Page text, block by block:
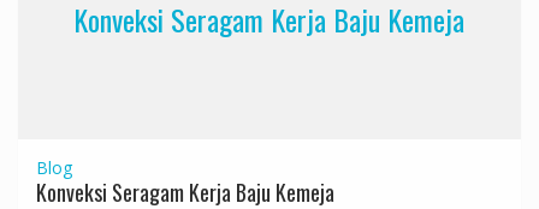
Konveksi Seragam Kerja Baju Kemeja
Blog
Konveksi Seragam Kerja Baju Kemeja